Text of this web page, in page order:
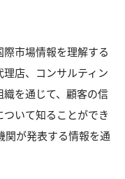
市場情報を理解する
店、コンサルティン
を通じて、顧客の信
いて知ることができ
関が発表する情報を通